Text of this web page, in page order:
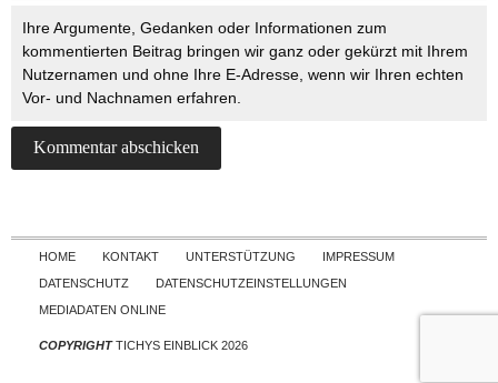
Ihre Argumente, Gedanken oder Informationen zum
kommentierten Beitrag bringen wir ganz oder gekürzt mit Ihrem
Nutzernamen und ohne Ihre E-Adresse, wenn wir Ihren echten
Vor- und Nachnamen erfahren.
Skip to content
HOME KONTAKT UNTERSTÜTZUNG
IMPRESSUM
DATENSCHUTZ
DATENSCHUTZEINSTELLUNGEN
MEDIADATEN ONLINE
COPYRIGHTTICHYS EINBLICK 2026